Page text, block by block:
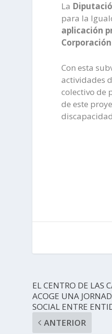
La
para la
aplicación
Con esta
actividades
colectivo de
de este
EL CENTRO DE LAS
ACOGE UNA
SOCIAL ENTRE
ANTERIOR